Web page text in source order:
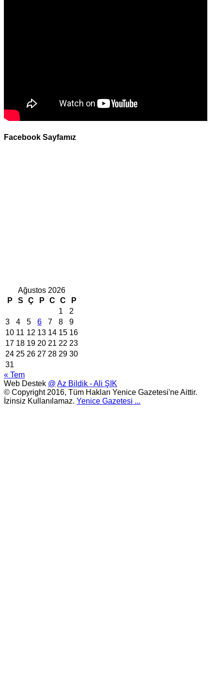
Facebook Sayfamız
Ağustos 2026
P
S Ç P C C
P
1
2
3
4 5 6 7 8
9
10 11 12 13 14 15 16
17 18 19 20 21 22 23
24 25 26 27 28 29 30
31
« Tem
Web Destek @ Az Bildik - Ali ŞIK
© Copyright 2016, Tüm Hakları Yenice Gazetesi'ne Aittir.
İzinsiz Kullanılamaz. Yenice Gazetesi ...